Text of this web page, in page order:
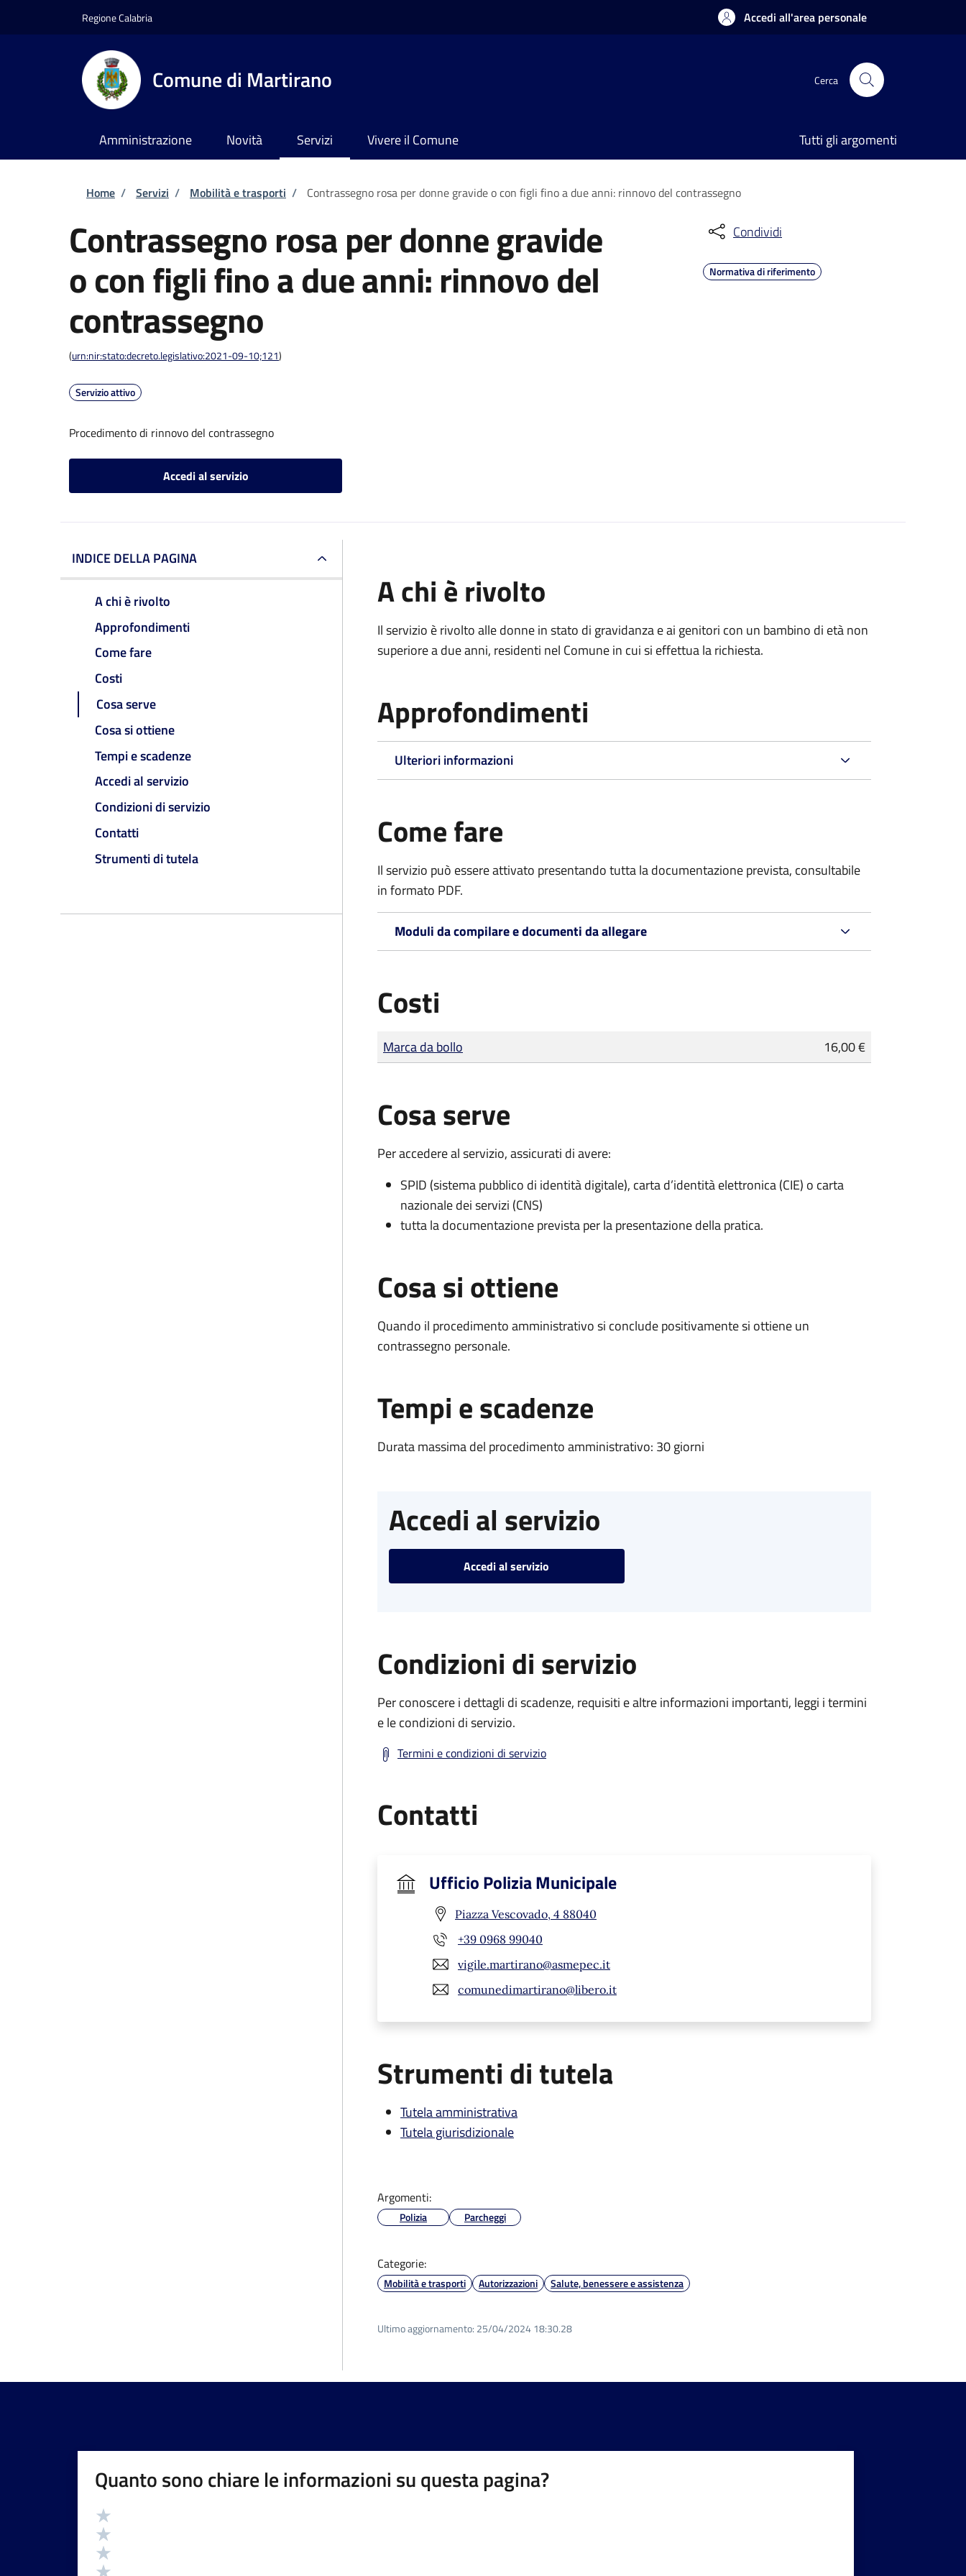
Regione Calabria Accedi all'area personale
Comune di Martirano Cerca
Amministrazione Novità Servizi Vivere il Comune Tutti gli argomenti
Briciole di pane
Home / Servizi / Mobilità e trasporti / Contrassegno rosa per donne gravide o con figli fino a due anni: rinnovo del contrassegno
Contrassegno rosa per donne gravide
o con figli fino a due anni: rinnovo del
contrassegno
(urn:nir:stato:decreto.legislativo:2021-09-10;121)
Servizio attivo
Procedimento di rinnovo del contrassegno
Accedi al servizio
Condividi
Normativa di riferimento
INDICE DELLA PAGINA
A chi è rivolto
Approfondimenti
Come fare
Costi
Cosa serve
Cosa si ottiene
Tempi e scadenze
Accedi al servizio
Condizioni di servizio
Contatti
Strumenti di tutela
A chi è rivolto
Il servizio è rivolto alle donne in stato di gravidanza e ai genitori con un bambino di età non
superiore a due anni, residenti nel Comune in cui si effettua la richiesta.
Approfondimenti
Ulteriori informazioni
Come fare
Il servizio può essere attivato presentando tutta la documentazione prevista, consultabile
in formato PDF.
Moduli da compilare e documenti da allegare
Costi
Tipo di pagamento
Importo
Marca da bollo 16,00 €
Cosa serve
Per accedere al servizio, assicurati di avere:
SPID (sistema pubblico di identità digitale), carta d’identità elettronica (CIE) o carta
nazionale dei servizi (CNS)
tutta la documentazione prevista per la presentazione della pratica.
Cosa si ottiene
Quando il procedimento amministrativo si conclude positivamente si ottiene un
contrassegno personale.
Tempi e scadenze
Durata massima del procedimento amministrativo: 30 giorni
Accedi al servizio
Accedi al servizio
Condizioni di servizio
Per conoscere i dettagli di scadenze, requisiti e altre informazioni importanti, leggi i termini
e le condizioni di servizio.
Termini e condizioni di servizio
Contatti
Ufficio Polizia Municipale
Piazza Vescovado, 4 88040
+39 0968 99040
vigile.martirano@asmepec.it
comunedimartirano@libero.it
Strumenti di tutela
Tutela amministrativa
Tutela giurisdizionale
Argomenti:
Polizia Parcheggi
Categorie:
Mobilità e trasporti Autorizzazioni Salute, benessere e assistenza
Ultimo aggiornamento: 25/04/2024 18:30.28
Quanto sono chiare le informazioni su questa pagina?
Valutazione